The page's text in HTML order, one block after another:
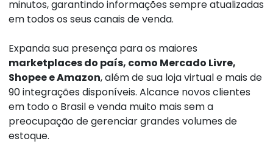
minutos, garantindo informações sempre atualizadas
em todos os seus canais de venda.
Expanda sua presença para os maiores
marketplaces do país, como Mercado Livre,
Shopee e Amazon, além de sua loja virtual e mais de
90 integrações disponíveis. Alcance novos clientes
em todo o Brasil e venda muito mais sem a
preocupação de gerenciar grandes volumes de
estoque.